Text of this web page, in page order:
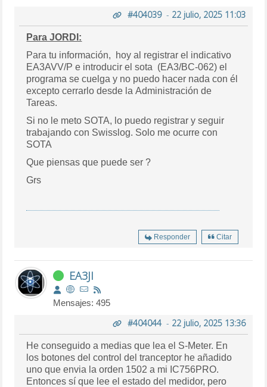
#404039- 22 julio, 2025 11:03
Para JORDI:
Para tu información, hoy al registrar el indicativo
EA3AVV/P e introducir el sota (EA3/BC-062) el
programa se cuelga y no puedo hacer nada con él
excepto cerrarlo desde la Administración de
Tareas.
Si no le meto SOTA, lo puedo registrar y seguir
trabajando con Swisslog. Solo me ocurre con
SOTA
Que piensas que puede ser ?
Grs
Responder Citar
EA3JI
Mensajes: 495
#404044- 22 julio, 2025 13:36
He conseguido a medias que lea el S-Meter. En
los botones del control del tranceptor he añadido
uno que envia la orden 1502 a mi IC756PRO.
Entonces sí que lee el estado del medidor, pero